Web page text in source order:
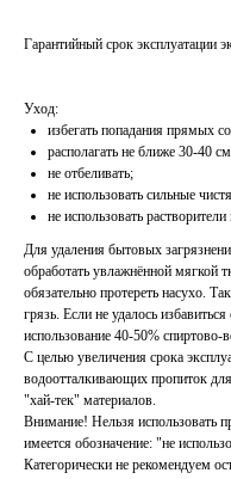
Гарантийный срок эксплуатации
Уход:
избегать попадания прямых
располагать не ближе 30-40
не отбеливать;
не использовать сильные
не использовать
Для удаления бытовых
обработать увлажнённой мягкой
обязательно протереть насухо.
грязь. Если не удалось
использование 40-50% спиртово-
С целью увеличения срока
водоотталкивающих пропиток
"хай-тек" материалов.
Внимание! Нельзя использовать
имеется обозначение: "не
Категорически не рекомендуем